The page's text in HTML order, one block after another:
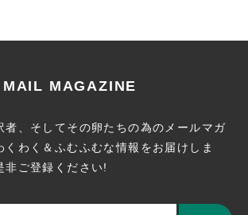
MAIL MAGAZINE
者、そしてその卵たちの為のメールマガ
くわく＆ふむふむな情報をお届けしま
非ご登録ください!